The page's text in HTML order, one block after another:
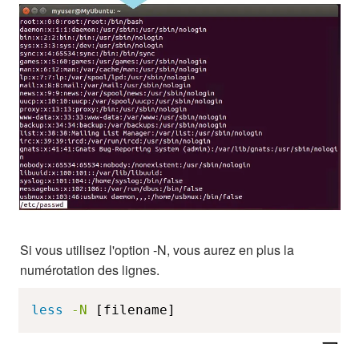
Si vous utilisez l'option -N, vous aurez en plus la
numérotation des lignes.
less -N [filename]